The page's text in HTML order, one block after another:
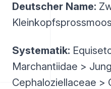
Deutscher Name:
Kleinkopfsprossmoos
Systematik:
Marchantiidae >
Cephaloziellaceae >